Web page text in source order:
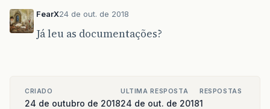
FearX24 de out. de 2018
Já leu as documentações?
CRIADO
24 de outubro de 2018
ULTIMA RESPOSTA
24 de out. de 2018
RESPOSTAS
1